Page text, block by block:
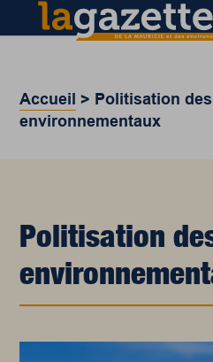
Accueil > Politisation
environnementaux
Politisation